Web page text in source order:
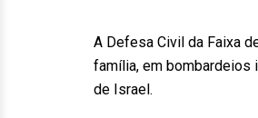
A Defesa Civil da Faixa
família, em bombardeios
de Israel.